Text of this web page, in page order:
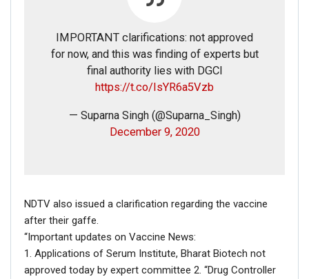
IMPORTANT clarifications: not approved
for now, and this was finding of experts but
final authority lies with DGCI
https://t.co/IsYR6a5Vzb
— Suparna Singh (@Suparna_Singh)
December 9, 2020
NDTV also issued a clarification regarding the vaccine
after their gaffe.
“Important updates on Vaccine News:
1. Applications of Serum Institute, Bharat Biotech not
approved today by expert committee 2. “Drug Controller